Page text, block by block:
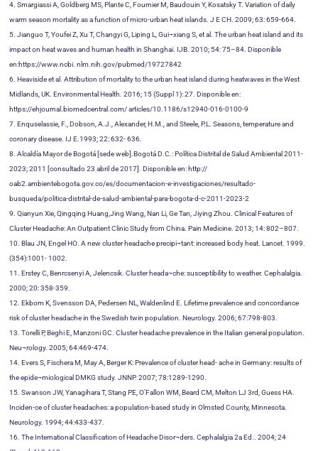
4. Smargiassi A, Goldberg MS, Plante C, Fournier M, Baudouin Y, Kosatsky T. Variation of daily
warm season mortality as a function of micro-urban heat islands. J E CH. 2009; 63: 659-664.
5. Jianguo T, Youfei Z, Xu T, Changyi G, Liping L, Gui¬xiang S, et al. The urban heat island and its
impact on heat waves and human health in Shanghai. IJB. 2010; 54: 75–84. Disponible
en:https://www.ncbi. nlm.nih.gov/pubmed/19727842
6. Heaviside et al. Attribution of mortality to the urban heat island during heatwaves in the West
Midlands, UK. Environmental Health. 2016; 15 (Suppl 1): 27. Disponible en:
https://ehjournal.biomedcentral.com/ articles/10.1186/s12940-016-0100-9
7. Enquselassie, F., Dobson, A.J., Alexander, H.M., and Steele, P.L. Seasons, temperature and
coronary disease. IJ E.1993; 22: 632- 636.
8. Alcaldía Mayor de Bogotá [sede web].Bogotá D.C.: Política Distrital de Salud Ambiental 2011-
2023; 2011 [consultado 23 abril de 2017]. Disponible en: http://
oab2.ambientebogota.gov.co/es/documentacion-e-investigaciones/resultado-
busqueda/politica-distrital-de-salud-ambiental-para-bogota-d-c-2011-2023-2
9. Qianyun Xie, Qingqing Huang,Jing Wang, Nan Li, Ge Tan, Jiying Zhou. Clinical Features of
Cluster Headache: An Outpatient Clinic Study from China. Pain Medicine. 2013; 14: 802–807.
10. Blau JN, Engel HO. A new cluster headache precipi¬tant: increased body heat. Lancet. 1999.
(354):1001- 1002.
11. Erstey C, Benrcsenyi A, Jelencsik. Cluster heada¬che: susceptibility to weather. Cephalalgia.
2000; 20: 358-359.
12. Ekbom K, Svensson DA, Pedersen NL, Waldenlind E. Lifetime prevalence and concordance
risk of cluster headache in the Swedish twin population. Neurology. 2006; 67:798-803.
13. Torelli P, Beghi E, Manzoni GC. Cluster headache prevalence in the Italian general population.
Neu¬rology. 2005; 64:469-474.
14. Evers S, Fischera M, May A, Berger K: Prevalence of cluster head- ache in Germany: results of
the epide¬miological DMKG study. JNNP. 2007; 78:1289-1290.
15. Swanson JW, Yanagihara T, Stang PE, O’Fallon WM, Beard CM, Melton LJ 3rd, Guess HA.
Inciden-ce of cluster headaches: a population-based study in Olmsted County, Minnesota.
Neurology. 1994; 44:433-437.
16. The International Classification of Headache Disor¬ders. Cephalalgia 2a Ed.. 2004; 24